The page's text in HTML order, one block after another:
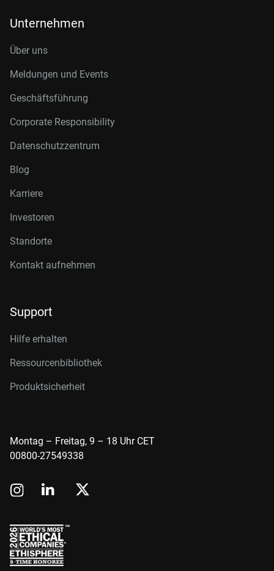
Unternehmen
Über uns
Meldungen und Events
Geschäftsführung
Corporate Responsibility
Datenschutzzentrum
Blog
Karriere
Investoren
Standorte
Kontakt aufnehmen
Support
Hilfe erhalten
Ressourcenbibliothek
Produktsicherheit
Montag – Freitag, 9 – 18 Uhr CET
00800-27549338